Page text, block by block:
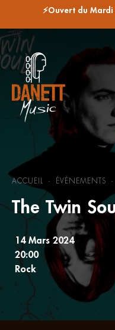
⚡Ouvert du
ACCUEIL - ÉVÈNEMENTS -
The Twin
Rock
14 Mars 2024
20:00